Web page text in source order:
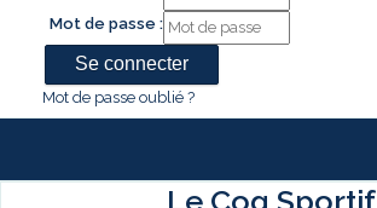
Mot de passe :
Mot de passe oublié ?